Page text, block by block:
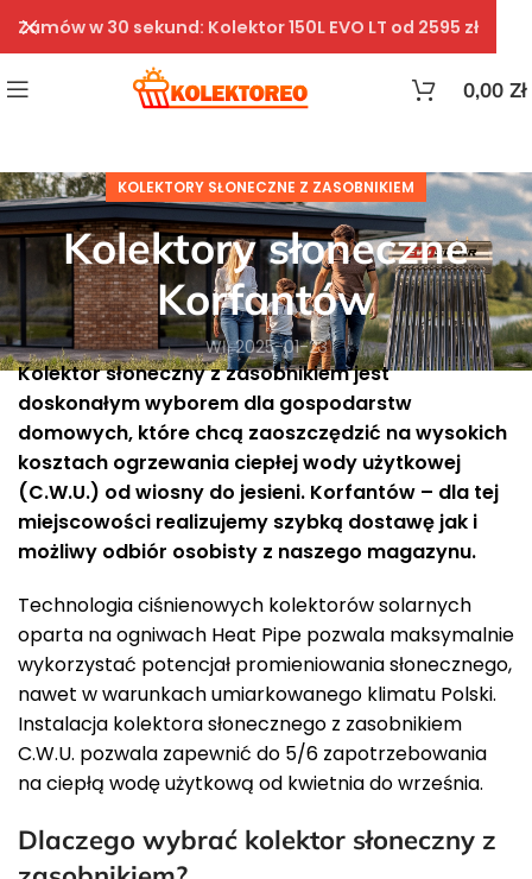
0,00 Zł
KOLEKTORY SŁONECZNE Z ZASOBNIKIEM
Kolektory słoneczne
Korfantów
Wł. 2025-01-23
Kolektor słoneczny z zasobnikiem jest
doskonałym wyborem dla gospodarstw
domowych, które chcą zaoszczędzić na wysokich
kosztach ogrzewania ciepłej wody użytkowej
(C.W.U.) od wiosny do jesieni. Korfantów – dla tej
miejscowości realizujemy szybką dostawę jak i
możliwy odbiór osobisty z naszego magazynu.
Technologia ciśnienowych kolektorów solarnych
oparta na ogniwach Heat Pipe pozwala maksymalnie
wykorzystać potencjał promieniowania słonecznego,
nawet w warunkach umiarkowanego klimatu Polski.
Instalacja kolektora słonecznego z zasobnikiem
C.W.U. pozwala zapewnić do 5/6 zapotrzebowania
na ciepłą wodę użytkową od kwietnia do września.
Dlaczego wybrać kolektor słoneczny z
Zamów w 30 sekund: Kolektor 150L EVO LT od 2595 zł